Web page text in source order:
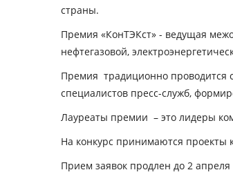
страны.
Премия «КонТЭКст» - ведущая
нефтегазовой,
Премия традиционно проводится
специалистов пресс-служб,
Лауреаты премии – это лидеры
На конкурс принимаются
Прием заявок продлен до 2 апреля